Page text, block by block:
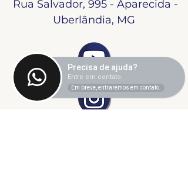
Rua Salvador, 995 - Aparecida -
Uberlândia, MG
Precisa de ajuda?
Entre em contato.
Em breve, entraremos em contato.